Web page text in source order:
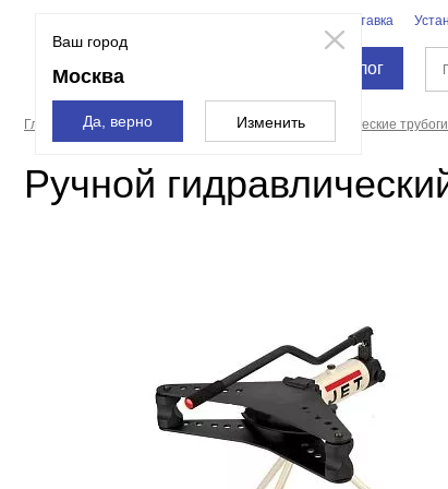
Ваш город
Москва
Да, верно Изменить
Доставка
Каталог
Главная страница Трубогибы Гидравлические
Ручной